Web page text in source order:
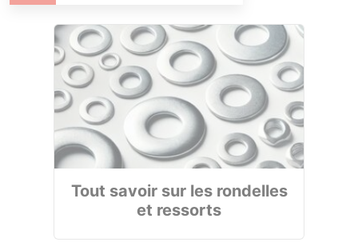
Tout savoir sur les rondelles
et ressorts